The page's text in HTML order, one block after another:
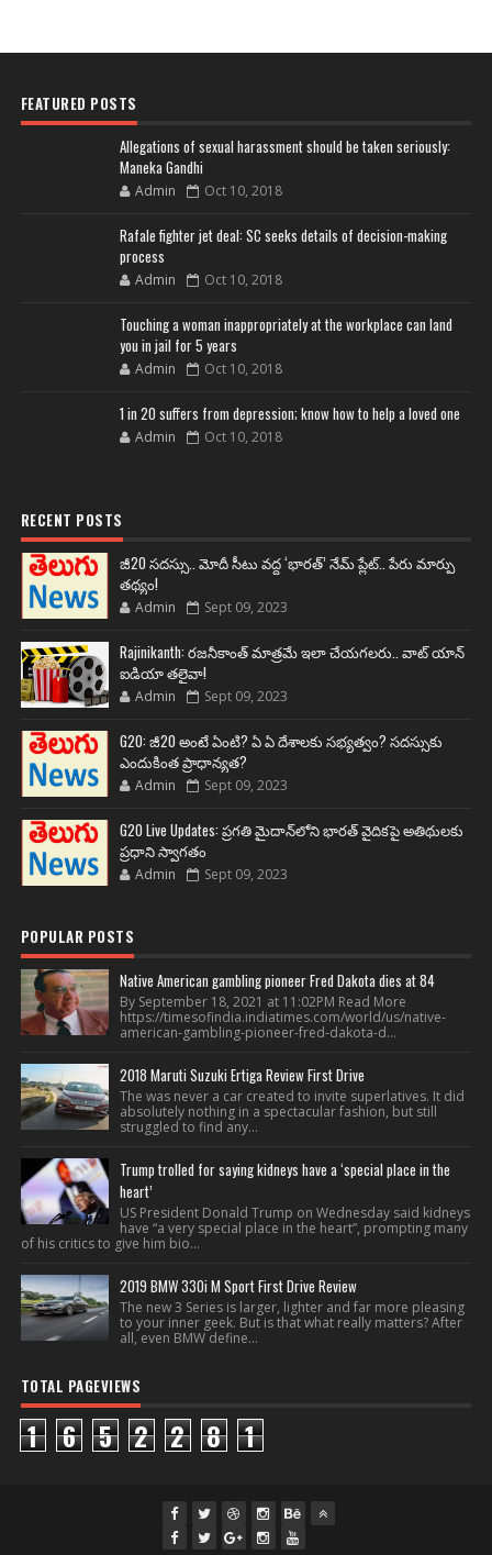
FEATURED POSTS
Allegations of sexual harassment should be taken seriously:
Maneka Gandhi
Admin Oct 10, 2018
Rafale fighter jet deal: SC seeks details of decision-making
process
Admin Oct 10, 2018
Touching a woman inappropriately at the workplace can land
you in jail for 5 years
Admin Oct 10, 2018
1 in 20 suffers from depression; know how to help a loved one
Admin Oct 10, 2018
RECENT POSTS
జీ20 సదస్సు.. మోదీ సీటు వద్ద ‘భారత్’ నేమ్ ప్లేట్‌.. పేరు మార్పు
తథ్యం!
Admin Sept 09, 2023
Rajinikanth: రజనీకాంత్ మాత్రమే ఇలా చేయగలరు.. వాట్ యాన్
ఐడియా తలైవా!
Admin Sept 09, 2023
G20: జీ20 అంటే ఏంటి? ఏ ఏ దేశాలకు సభ్యత్వం? సదస్సుకు
ఎందుకింత ప్రాధాన్యత?
Admin Sept 09, 2023
G20 Live Updates: ప్రగతి మైదాన్‌లోని భారత్ వైదికపై అతిథులకు
ప్రధాని స్వాగతం
Admin Sept 09, 2023
POPULAR POSTS
Native American gambling pioneer Fred Dakota dies at 84
By September 18, 2021 at 11:02PM Read More
https://timesofindia.indiatimes.com/world/us/native-
american-gambling-pioneer-fred-dakota-d...
2018 Maruti Suzuki Ertiga Review First Drive
The was never a car created to invite superlatives. It did
absolutely nothing in a spectacular fashion, but still
struggled to find any...
Trump trolled for saying kidneys have a ‘special place in the
heart’
US President Donald Trump on Wednesday said kidneys
have “a very special place in the heart”, prompting many
of his critics to give him bio...
2019 BMW 330i M Sport First Drive Review
The new 3 Series is larger, lighter and far more pleasing
to your inner geek. But is that what really matters? After
all, even BMW define...
TOTAL PAGEVIEWS
1 6 5 2 2 8 1